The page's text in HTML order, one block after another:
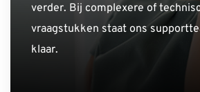
verder. Bij complexere of
vraagstukken staat ons
klaar.